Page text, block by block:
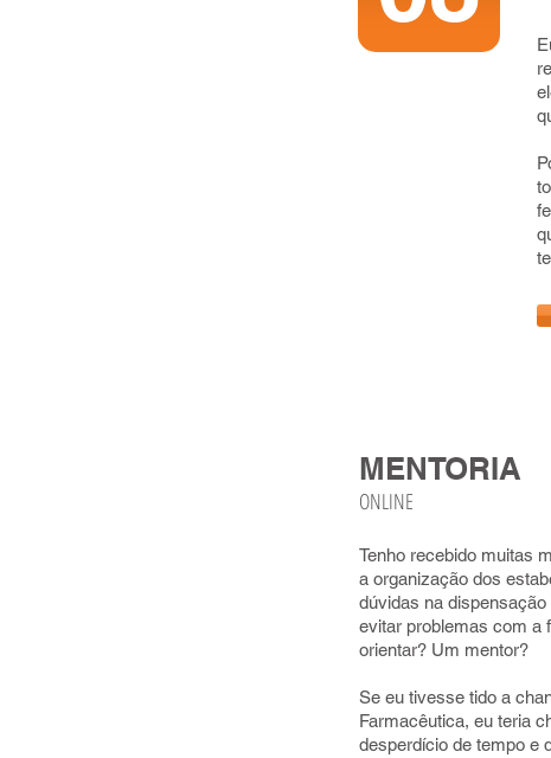
MENTORIA
ONLINE
Tenho recebido muitas
a organização dos
dúvidas na
evitar problemas com a
orientar? Um mentor?
Se eu tivesse tido a
Farmacêutica, eu teria
desperdício de tempo e